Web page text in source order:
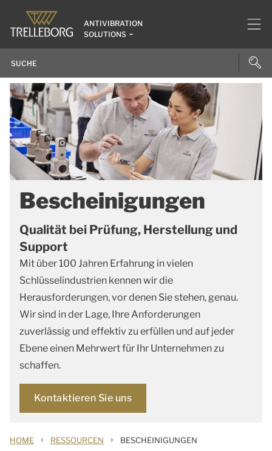
ANTIVIBRATION
SOLUTIONS
Bescheinigungen
Qualität bei Prüfung, Herstellung und
Support
Mit über 100 Jahren Erfahrung in vielen
Schlüsselindustrien kennen wir die
Herausforderungen, vor denen Sie stehen, genau.
Wir sind in der Lage, Ihre Anforderungen
zuverlässig und effektiv zu erfüllen und auf jeder
Ebene einen Mehrwert für Ihr Unternehmen zu
schaffen.
Kontaktieren Sie uns
HOME › RESSOURCEN › BESCHEINIGUNGEN